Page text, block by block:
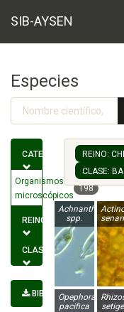
SIB-AYSEN
Especies
CATEGORÍA
Organismos
microscópicos
198
REINO
CLASE
BIBLIOGRAFÍA
REINO:
CLASE:
Achnanthes
spp.
Opephora
pacifica